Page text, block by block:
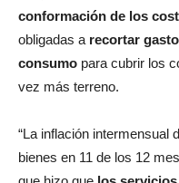
conformación de los
obligadas a recortar
consumo para cubrir los
vez más terreno.
“La inflación intermensual
bienes en 11 de los 12